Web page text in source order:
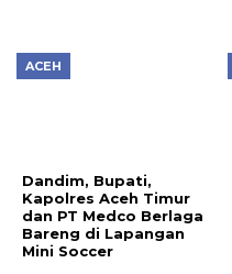
ACEH
Dandim, Bupati,
Kapolres Aceh Timur
dan PT Medco Berlaga
Bareng di Lapangan
Mini Soccer